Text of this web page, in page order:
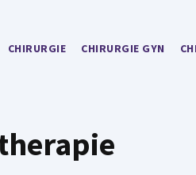
CHIRURGIE CHIRURGIE GYN